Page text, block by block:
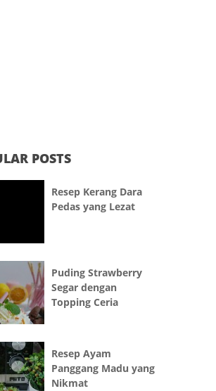
POSTS
Resep Kerang Dara
Pedas yang Lezat
Puding Strawberry
Segar dengan
Topping Ceria
Resep Ayam
Panggang Madu yang
Nikmat